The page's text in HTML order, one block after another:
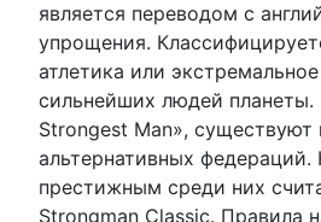
является переводом с
упрощения.
атлетика или
сильнейших людей планеты.
Strongest Man», существуют
альтернативных федераций.
престижным среди них
Strongman Classic. Правила